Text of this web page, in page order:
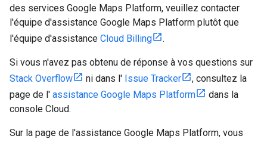
des services Google Maps Platform, veuillez contacter
l'équipe d'assistance Google Maps Platform plutôt que
l'équipe d'assistance Cloud Billing .
Si vous n'avez pas obtenu de réponse à vos questions sur
Stack Overflow
ni dans l' Issue Tracker
, consultez la
page de l' assistance Google Maps Platform
dans la
console Cloud.
Sur la page de l'assistance Google Maps Platform, vous